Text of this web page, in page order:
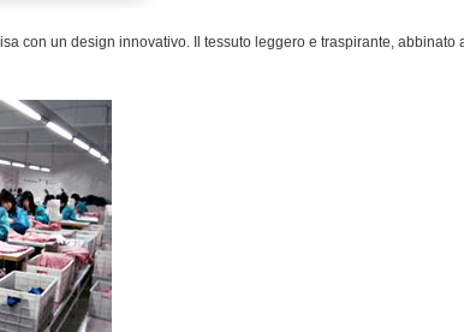
con un design innovativo. Il tessuto leggero e traspirante, abbinato